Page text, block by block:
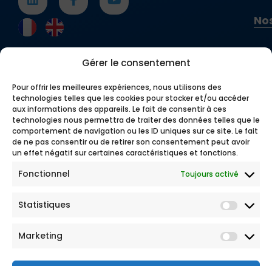
Gérer le consentement
Pour offrir les meilleures expériences, nous utilisons des
technologies telles que les cookies pour stocker et/ou accéder
aux informations des appareils. Le fait de consentir à ces
technologies nous permettra de traiter des données telles que le
comportement de navigation ou les ID uniques sur ce site. Le fait
de ne pas consentir ou de retirer son consentement peut avoir
un effet négatif sur certaines caractéristiques et fonctions.
Fonctionnel Toujours activé
Statistiques
Marketing